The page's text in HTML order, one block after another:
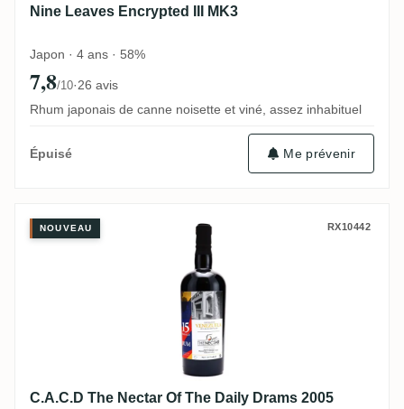
Nine Leaves Encrypted III MK3
Japon · 4 ans · 58%
7,8/10·26 avis
Rhum japonais de canne noisette et viné, assez inhabituel
Épuisé Me prévenir
C.A.C.D The Nectar Of The Daily Drams
NOUVEAU RX10442
C.A.C.D The Nectar Of The Daily Drams 2005